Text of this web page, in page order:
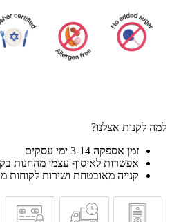
למה לקנות אצלנו?
זמן אספקה 3-14 ימי עסקים
אפשרות לאיסוף עצמי מהחנות
קנייה מאובטחת ושירות לקוחות